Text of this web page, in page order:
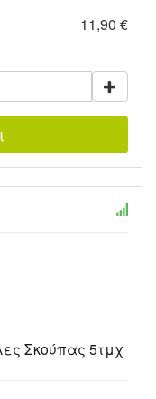
11,90 €
Σκούπας 5τμχ